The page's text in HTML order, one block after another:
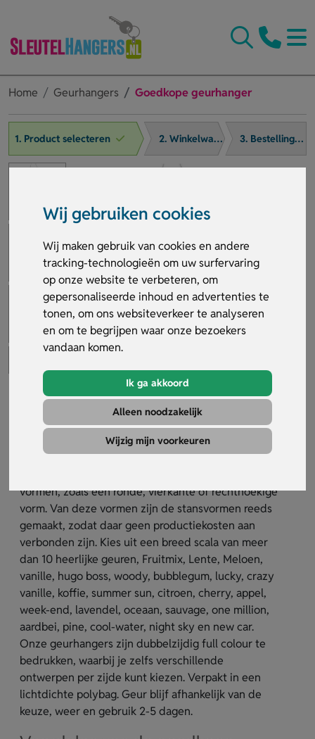
Wij gebruiken cookies
Wij maken gebruik van cookies en andere
tracking-technologieën om uw surfervaring
op onze website te verbeteren, om
gepersonaliseerde inhoud en advertenties te
tonen, om ons websiteverkeer te analyseren
en om te begrijpen waar onze bezoekers
vandaan komen.
Ik ga akkoord
Alleen noodzakelijk
Wijzig mijn voorkeuren
Home Geurhangers Goedkope geurhanger
1. Product selecteren 2. Winkelwagen 3. Bestelling afronden
Goedkope geurhanger
Artikelnummer:32378
Wil je zoveel mogelijk geurhangers voor je budget?
vormen, zoals een ronde, vierkante of rechthoekige
vorm. Van deze vormen zijn de stansvormen reeds
gemaakt, zodat daar geen productiekosten aan
verbonden zijn. Kies uit een breed scala van meer
dan 10 heerlijke geuren, Fruitmix, Lente, Meloen,
vanille, hugo boss, woody, bubblegum, lucky, crazy
vanille, koffie, summer sun, citroen, cherry, appel,
week-end, lavendel, oceaan, sauvage, one million,
aardbei, pine, cool-water, night sky en new car.
Onze geurhangers zijn dubbelzijdig full colour te
bedrukken, waarbij je zelfs verschillende
ontwerpen per zijde kunt kiezen. Verpakt in een
lichtdichte polybag. Geur blijf afhankelijk van de
keuze, weer en gebruik 2-5 dagen.